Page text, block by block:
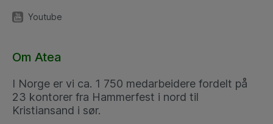
Youtube
Om Atea
I Norge er vi ca. 1 750 medarbeidere fordelt på
23 kontorer fra Hammerfest i nord til
Kristiansand i sør.